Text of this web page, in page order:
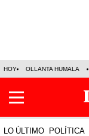
HOY OLLANTA HUMALA
LO ÚLTIMO POLÍTICA